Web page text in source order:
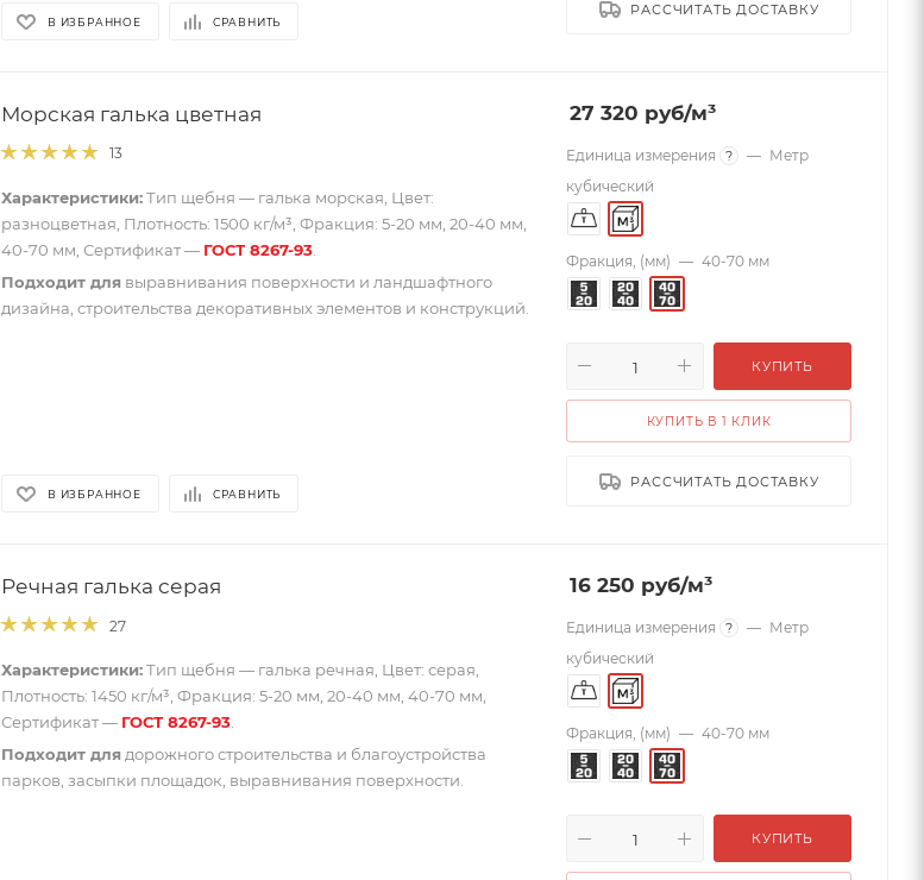
В ИЗБРАННОЕ СРАВНИТЬ
РАССЧИТАТЬ ДОСТАВКУ
Морская галька цветная
13
Характеристики:Тип щебня — галька морская, Цвет:
разноцветная, Плотность: 1500 кг/м³, Фракция: 5-20 мм, 20-40 мм,
40-70 мм, Сертификат — ГОСТ 8267-93
Подходит для выравнивания поверхности и ландшафтного
дизайна, строительства декоративных элементов и конструкций.
В ИЗБРАННОЕ СРАВНИТЬ
27 320 руб/м³
Единица измерения ? — Метр
кубический
Фракция, (мм) — 40-70 мм
КУПИТЬ
КУПИТЬ В 1 КЛИК
РАССЧИТАТЬ ДОСТАВКУ
Речная галька серая
27
Характеристики:Тип щебня — галька речная, Цвет: серая,
Плотность: 1450 кг/м³, Фракция: 5-20 мм, 20-40 мм, 40-70 мм,
Сертификат — ГОСТ 8267-93.
Подходит для дорожного строительства и благоустройства
парков, засыпки площадок, выравнивания поверхности.
16 250 руб/м³
Единица измерения ? — Метр
кубический
Фракция, (мм) — 40-70 мм
КУПИТЬ